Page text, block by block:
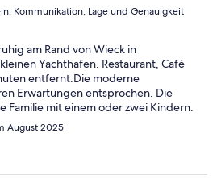
Kommunikation, Lage und Genauigkeit
am Rand von Wieck in
Yachthafen. Restaurant, Café
entfernt.Die moderne
Erwartungen entsprochen. Die
Familie mit einem oder zwei Kindern.
kleinen Badestrand sin es 500
Prerow, Zingst und Ahrenshoop
mit dem Auto. Alles geht auch
August 2025